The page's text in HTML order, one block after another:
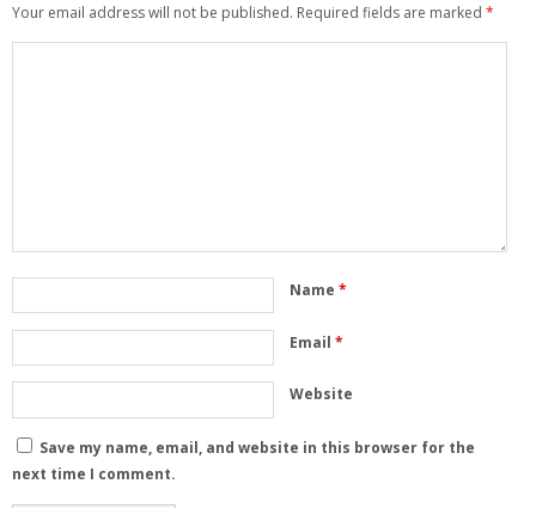
Your email address will not be published. Required fields are marked *
Name *
Email *
Website
Save my name, email, and website in this browser for the
next time I comment.